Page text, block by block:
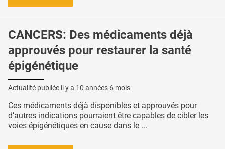
CANCERS: Des médicaments déjà
approuvés pour restaurer la santé
épigénétique
Actualité publiée il y a 10 années 6 mois
Ces médicaments déjà disponibles et approuvés pour
d’autres indications pourraient être capables de cibler les
voies épigénétiques en cause dans le ...